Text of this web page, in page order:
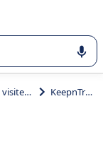
sélection de
Gestion des visiteurs KeepnTrack